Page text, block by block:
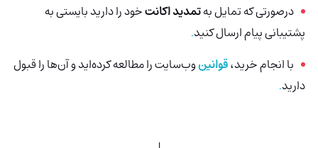
درصورتی که تمایل بهتمدید اکانتخود را دارید بایستی به
پشتیبانی پیام ارسال کنید.
با انجام خرید،قوانینوب‌سایت را مطالعه کرده‌اید و آن‌ها را قبول
دارید.